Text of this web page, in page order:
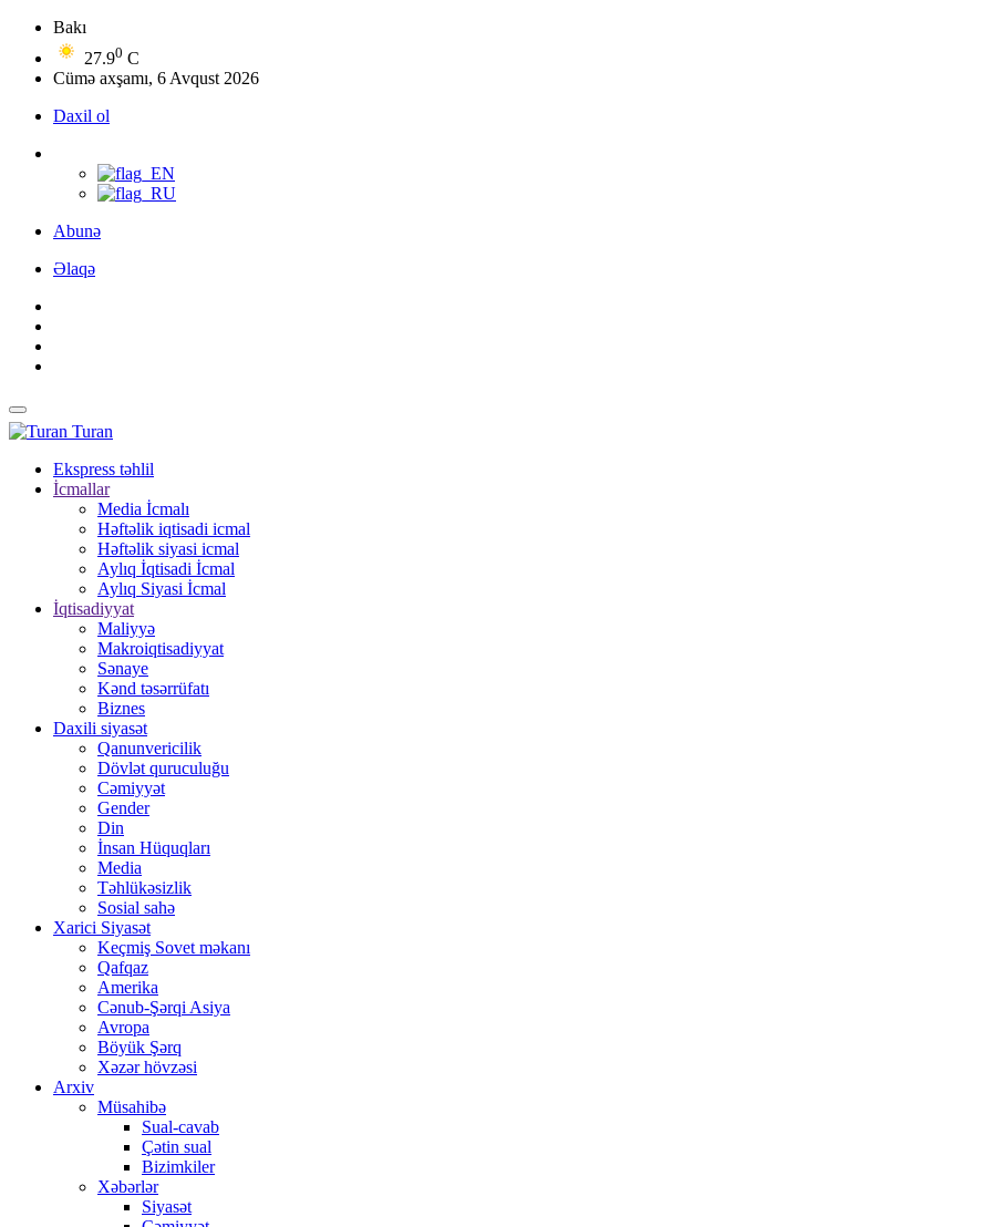
Bakı
27.90 C
Cümə axşamı, 6 Avqust 2026
Daxil ol
Abunə
Əlaqə
Turan
Ekspress təhlil
İcmallar
Media İcmalı
Həftəlik iqtisadi icmal
Həftəlik siyasi icmal
Aylıq İqtisadi İcmal
Aylıq Siyasi İcmal
İqtisadiyyat
Maliyyə
Makroiqtisadiyyat
Sənaye
Kənd təsərrüfatı
Biznes
Daxili siyasət
Qanunvericilik
Dövlət quruculuğu
Cəmiyyət
Gender
Din
İnsan Hüquqları
Media
Təhlükəsizlik
Sosial sahə
Xarici Siyasət
Keçmiş Sovet məkanı
Qafqaz
Amerika
Cənub-Şərqi Asiya
Avropa
Böyük Şərq
Xəzər hövzəsi
Arxiv
Müsahibə
Sual-cavab
Çətin sual
Bizimkiler
Xəbərlər
Siyasət